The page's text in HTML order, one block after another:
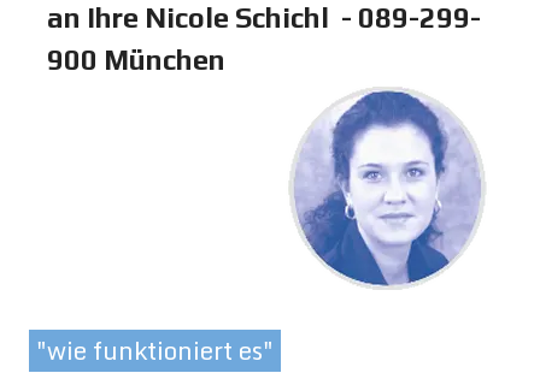
an Ihre Nicole Schichl - 089-299-
900 München
"wie funktioniert es"